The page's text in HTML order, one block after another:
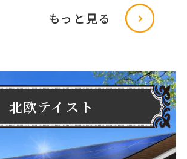
もっと見る
北欧テイスト